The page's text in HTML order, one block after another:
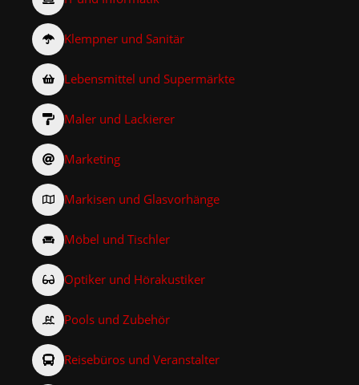
Klempner und Sanitär
Lebensmittel und Supermärkte
Maler und Lackierer
Marketing
Markisen und Glasvorhänge
Möbel und Tischler
Optiker und Hörakustiker
Pools und Zubehör
Reisebüros und Veranstalter